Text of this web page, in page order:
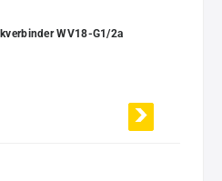
WV18-G1/2a